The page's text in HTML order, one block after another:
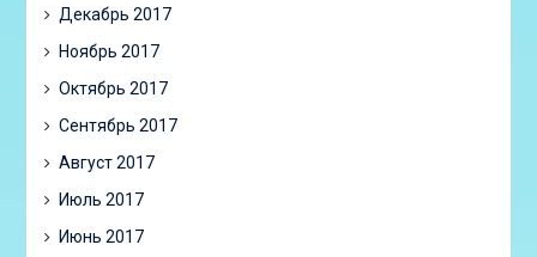
Декабрь 2017
Ноябрь 2017
Октябрь 2017
Сентябрь 2017
Август 2017
Июль 2017
Июнь 2017